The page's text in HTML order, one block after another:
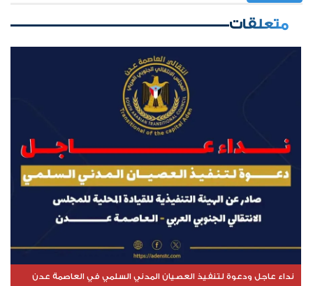
متعلقات
نداء عاجل ودعوة لتنفيذ العصيان المدني السلمي في العاصمة عدن